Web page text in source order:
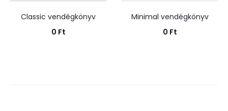
Classic vendégkönyv
0 Ft
Minimal vendégkönyv
0 Ft